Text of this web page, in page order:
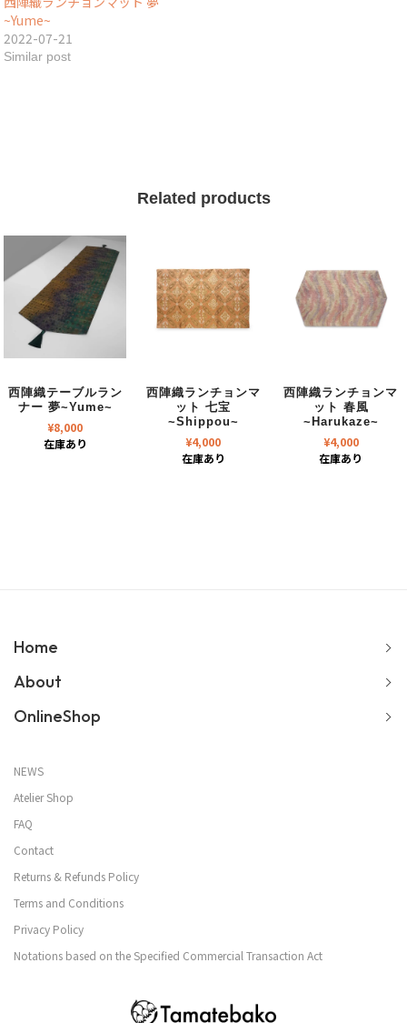
~Yume~
2022-07-21
Similar post
Related products
西陣織テーブルラン
ナー 夢~Yume~
¥8,000
在庫あり
西陣織ランチョンマ
ット 七宝
~Shippou~
¥4,000
在庫あり
西陣織ランチョンマ
ット 春風
~Harukaze~
¥4,000
在庫あり
Home
About
OnlineShop
NEWS
Atelier Shop
FAQ
Contact
Returns & Refunds Policy
Terms and Conditions
Privacy Policy
Notations based on the Specified Commercial Transaction Act